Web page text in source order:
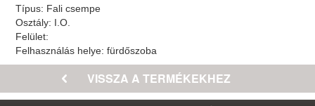
Típus: Fali csempe
Osztály: I.O.
Felület:
Felhasználás helye:fürdőszoba